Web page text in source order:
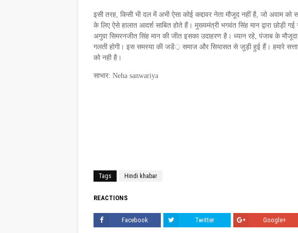
इसी तरह, किसी भी दल में अभी ऐसा कोई कद्दावर नेता मौजूद नहीं है, जो अवाम
के लिए ऐसे हालात आदर्श साबित होते हैं। मुख्यमंत्री भगवंत सिंह मान द्वारा छोड़ी
अगुवा सिमरनजीत सिंह मान की जीत इसका उदाहरण है। ध्यान रहे, पंजाब के मौजूदा
गलती होगी। इस समस्या की जडें़ समाज और सियासत से जुड़ी हुई हैं। हमारे
को नही है।
साभार: Neha sanwariya
Tags Hindi khabar
REACTIONS
Facebook Twitter Google+